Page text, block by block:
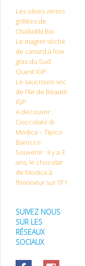
Les olives vertes
grillées de
Chalkidiki Bio
Le magret séché
de canard à foie
gras du Sud
Ouest IGP
Le saucisson sec
de l’Ile de Beauté
IGP
A découvrir :
Cioccolato di
Modica – Tipico
Barocco
Souvenir : il y a 3
ans, le chocolat
de Modica à
l’honneur sur TF1
SUIVEZ NOUS
SUR LES
RÉSEAUX
SOCIAUX